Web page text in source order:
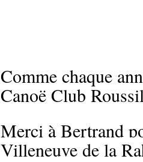
Comme chaque
Canoë Club
Merci à Bertrand
Villeneuve de la